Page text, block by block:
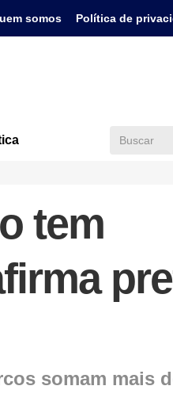
somos Política de
tem
somam mais